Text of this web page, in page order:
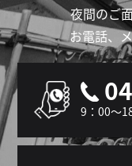
夜間のご
お電話、
9：00～